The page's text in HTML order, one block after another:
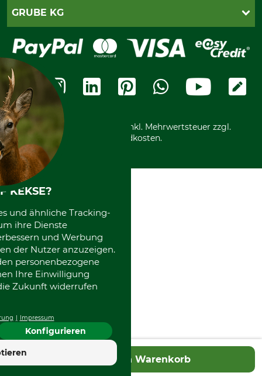
In den Warenkorb
Seilwindenprüfung
Cookie-Einstellungen
Bestellung widerrufen
Widerrufsbelehrung
Widerrufsformular
Kostenloser Rückversand
Nachhaltigkeit
Entsorgung und Umwelt
Datenschutz Print
PayPal
Bankeinzug
Ratenkauf
Rechnung
Vorkasse
GRUBE KG
Leitbild
Karriere
Termine
Ladengeschäft
Motorgeräteshop
Über uns
Community
International
Kooperationen
Alle Preise in Euro und inkl. Mehrwertsteuer zzgl.
Versandkosten.
KEKSE?
und ähnliche Tracking-
ihre Dienste
und Werbung
der Nutzer anzuzeigen.
personenbezogene
Ihre Einwilligung
Zukunft widerrufen
Impressum
Konfigurieren